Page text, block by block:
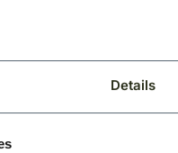
Details